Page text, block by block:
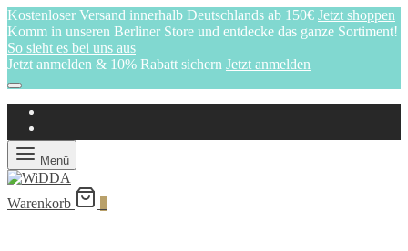
Kostenloser Versand innerhalb Deutschlands ab 150€ Jetzt shoppen
Komm in unseren Berliner Store und entdecke das ganze Sortiment!
So sieht es bei uns aus
Jetzt anmelden & 10% Rabatt sichern Jetzt anmelden
Menü
Warenkorb